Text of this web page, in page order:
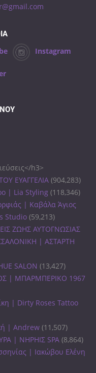
Instagram
h3>
ΕΥΑΓΓΕΛΙΑ (904,283)
| Lia Styling (118,346)
| Καβάλα Άγιος
Studio (59,213)
ΖΩΗΣ ΑΥΤΟΓΝΩΣΙΑΣ
| ΑΣΤΑΡΤΗ
SALON (13,427)
| ΜΠΑΡΜΠΕΡΙΚΟ 1967
| Dirty Roses Tattoo
| Andrew (11,507)
| ΝΗΡΗΙΣ SPA (8,864)
| Ιακώβου Ελένη